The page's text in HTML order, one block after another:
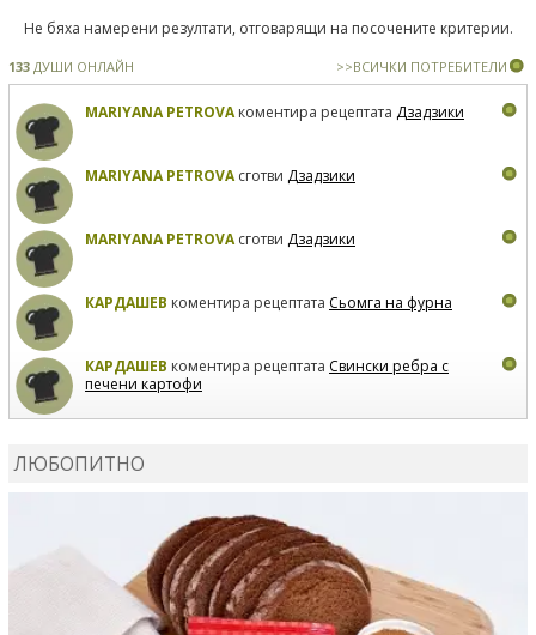
Не бяха намерени резултати, отговарящи на посочените критерии.
133 ДУШИ ОНЛАЙН >>ВСИЧКИ ПОТРЕБИТЕЛИ
MARIYANA PETROVAкоментира рецептата Дзадзики
MARIYANA PETROVAсготви Дзадзики
MARIYANA PETROVAсготви Дзадзики
КАРДАШЕВ коментира рецептата Сьомга на фурна
КАРДАШЕВ коментира рецептата Свински ребра с
печени картофи
ЛЮБОПИТНО